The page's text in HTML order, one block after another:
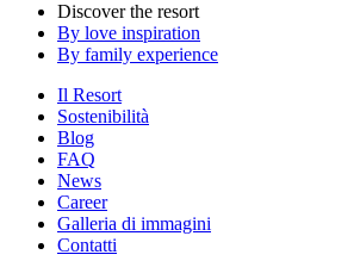
Discover the resort
By love inspiration
By family experience
Il Resort
Sostenibilità
Blog
FAQ
News
Career
Galleria di immagini
Contatti